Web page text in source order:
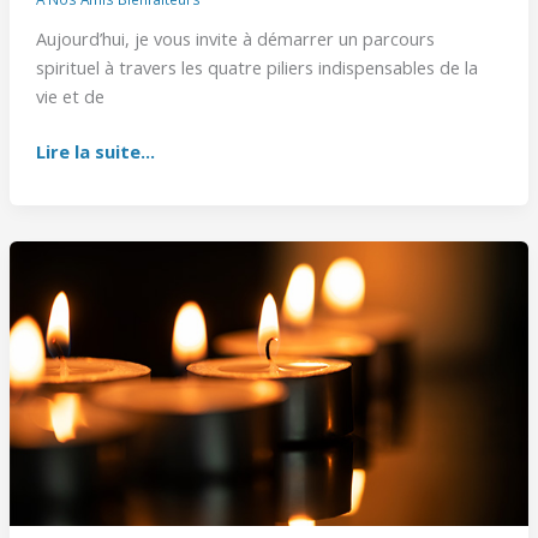
Aujourd’hui, je vous invite à démarrer un parcours
spirituel à travers les quatre piliers indispensables de la
vie et de
Lire la suite...